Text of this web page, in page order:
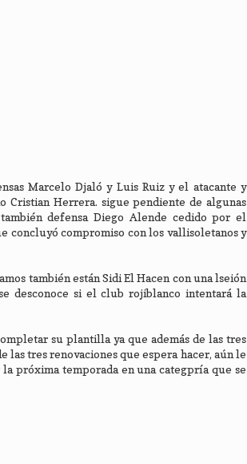
Marcelo Djaló y Luis Ruiz y el atacante y
Cristian Herrera. sigue pendiente de algunas
defensa Diego Alende cedido por el
concluyó compromiso con los vallisoletanos y
también están Sidi El Hacen con una lseión
desconoce si el club rojiblanco intentará la
su plantilla ya que además de las tres
tres renovaciones que espera hacer, aún le
próxima temporada en una categpría que se